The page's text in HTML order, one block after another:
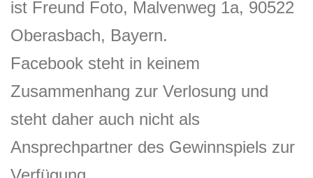
ist Freund Foto, Malvenweg 1a, 90522
Oberasbach, Bayern.
Facebook steht in keinem
Zusammenhang zur Verlosung und
steht daher auch nicht als
Ansprechpartner des Gewinnspiels zur